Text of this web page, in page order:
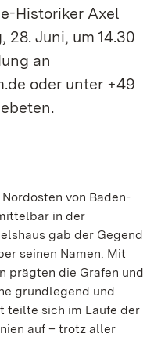
Historiker Axel
Juni, um 14.30
an
oder unter +49
von Baden-
in der
gab der Gegend
seinen Namen. Mit
prägten die Grafen und
grundlegend und
teilte sich im Laufe der
auf – trotz aller